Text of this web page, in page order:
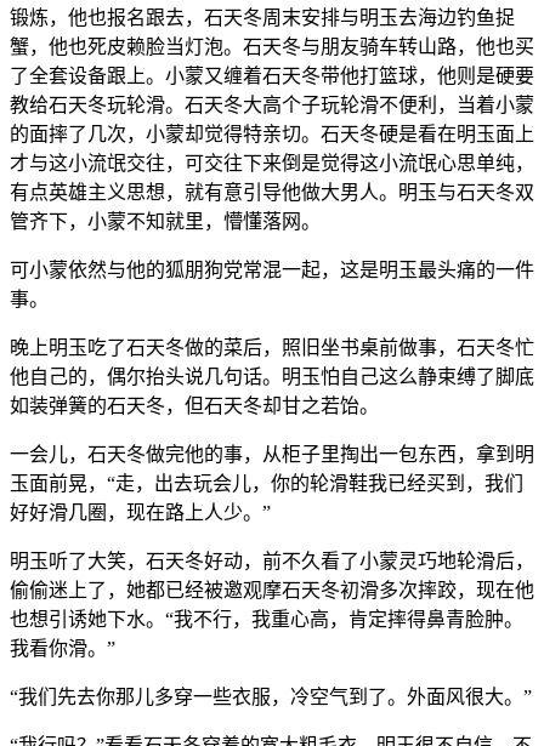
锻炼，他也报名跟去，石天冬周末安排与明玉去海边钓鱼捉
蟹，他也死皮赖脸当灯泡。石天冬与朋友骑车转山路，他也买
了全套设备跟上。小蒙又缠着石天冬带他打篮球，他则是硬要
教给石天冬玩轮滑。石天冬大高个子玩轮滑不便利，当着小蒙
的面摔了几次，小蒙却觉得特亲切。石天冬硬是看在明玉面上
才与这小流氓交往，可交往下来倒是觉得这小流氓心思单纯，
有点英雄主义思想，就有意引导他做大男人。明玉与石天冬双
管齐下，小蒙不知就里，懵懂落网。
可小蒙依然与他的狐朋狗党常混一起，这是明玉最头痛的一件
事。
晚上明玉吃了石天冬做的菜后，照旧坐书桌前做事，石天冬忙
他自己的，偶尔抬头说几句话。明玉怕自己这么静束缚了脚底
如装弹簧的石天冬，但石天冬却甘之若饴。
一会儿，石天冬做完他的事，从柜子里掏出一包东西，拿到明
玉面前晃，“走，出去玩会儿，你的轮滑鞋我已经买到，我们
好好滑几圈，现在路上人少。”
明玉听了大笑，石天冬好动，前不久看了小蒙灵巧地轮滑后，
偷偷迷上了，她都已经被邀观摩石天冬初滑多次摔跤，现在他
也想引诱她下水。“我不行，我重心高，肯定摔得鼻青脸肿。
我看你滑。”
“我们先去你那儿多穿一些衣服，冷空气到了。外面风很大。”